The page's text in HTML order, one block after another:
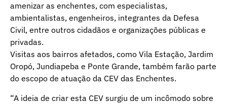
amenizar as enchentes, com especialistas,
ambientalistas, engenheiros, integrantes da Defesa
Civil, entre outros cidadãos e organizações públicas e
privadas.
Visitas aos bairros afetados, como Vila Estação, Jardim
Oropó, Jundiapeba e Ponte Grande, também farão parte
do escopo de atuação da CEV das Enchentes.
“A ideia de criar esta CEV surgiu de um incômodo sobre